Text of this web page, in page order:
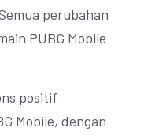
perubahan
PUBG Mobile
positif
Mobile, dengan